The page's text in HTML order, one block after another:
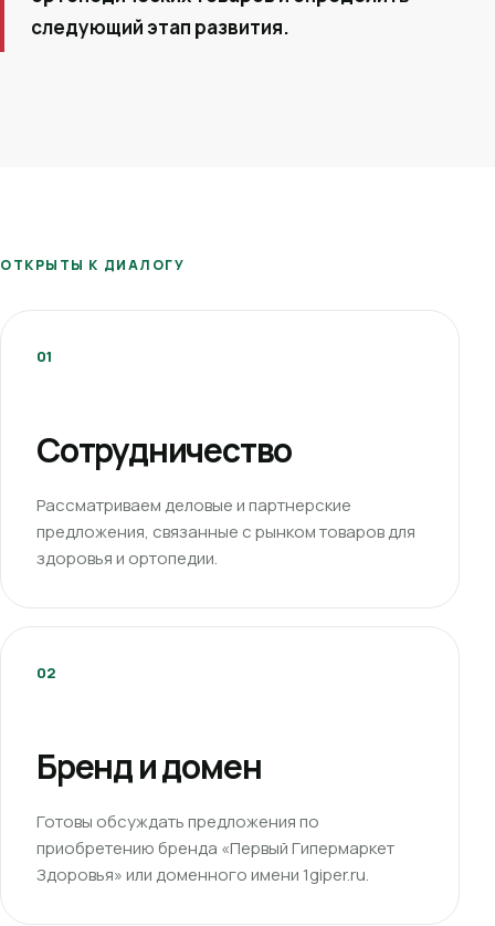
следующий этап развития.
ОТКРЫТЫ К ДИАЛОГУ
01
Сотрудничество
Рассматриваем деловые и партнерские
предложения, связанные с рынком товаров для
здоровья и ортопедии.
02
Бренд и домен
Готовы обсуждать предложения по
приобретению бренда «Первый Гипермаркет
Здоровья» или доменного имени 1giper.ru.